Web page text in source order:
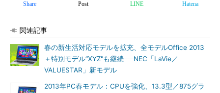
Share Post LINE Hatena
関連記事
春の新生活対応モデルを拡充、全モデルOffice 2013
＋特別モデル“XYZ"も継続──NEC「LaVie／
VALUESTAR」新モデル
2013年PC春モデル：CPUを強化、13.3型／875グラ